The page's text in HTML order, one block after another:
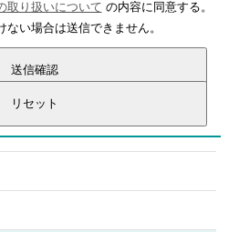
取り扱いについて の内容に同意する。
い場合は送信できません。